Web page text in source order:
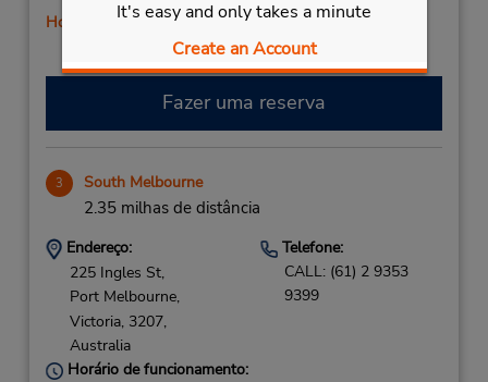
It's easy and only takes a minute
Create an Account
Horário de feriado
Fazer uma reserva
3 South Melbourne
2.35 milhas de distância
Endereço:
225 Ingles St,
Port Melbourne,
Victoria, 3207,
Australia
Telefone:
CALL: (61) 2 9353
9399
Horário de funcionamento: